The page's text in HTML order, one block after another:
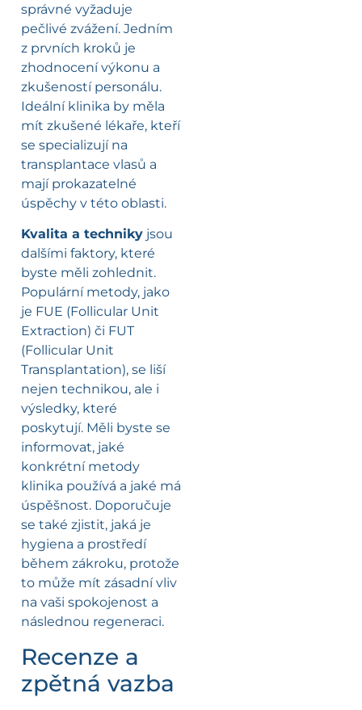
správné vyžaduje
pečlivé zvážení. Jedním
z prvních kroků je
zhodnocení výkonu a
zkušeností personálu.
Ideální klinika by měla
mít zkušené lékaře, kteří
se specializují na
transplantace vlasů a
mají prokazatelné
úspěchy v této oblasti.
Kvalita a techniky jsou
dalšími faktory, které
byste měli zohlednit.
Populární metody, jako
je FUE (Follicular Unit
Extraction) či FUT
(Follicular Unit
Transplantation), se liší
nejen technikou, ale i
výsledky, které
poskytují. Měli byste se
informovat, jaké
konkrétní metody
klinika používá a jaké má
úspěšnost. Doporučuje
se také zjistit, jaká je
hygiena a prostředí
během zákroku, protože
to může mít zásadní vliv
na vaši spokojenost a
následnou regeneraci.
Recenze a
zpětná vazba